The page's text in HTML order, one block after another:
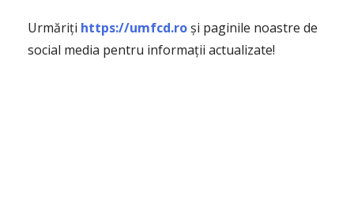
Urmăriți https://umfcd.roși paginile noastre de
social media pentru informații actualizate!